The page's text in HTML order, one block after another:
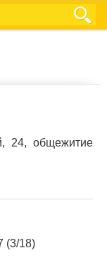
24, общежитие
(3/18)